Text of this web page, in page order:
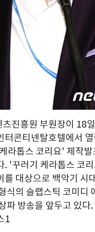
진흥원 부원장이 18
터콘티넨탈호텔에서 열
라톱스 코리요' 제작발
. '꾸러기 케라톱스 코
를 대상으로 백악기 시
식의 슬랩스틱 코미디
파 방송을 앞두고 있
1